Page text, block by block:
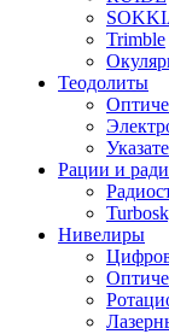
Trimble
Теодолиты
Рации и
Нивелиры